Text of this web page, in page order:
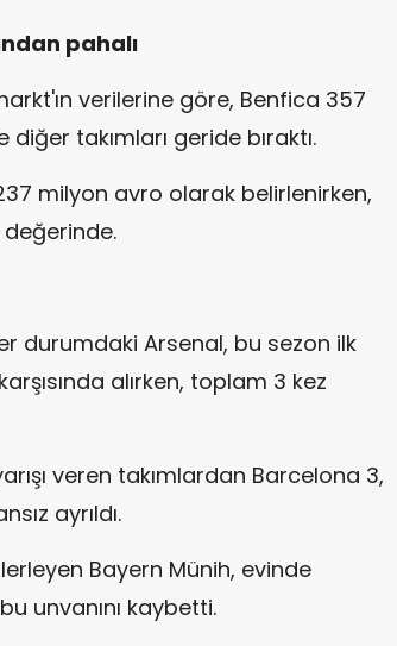
pahalı
verilerine göre, Benfica 357
takımları geride bıraktı.
milyon avro olarak belirlenirken,
durumdaki Arsenal, bu sezon ilk
alırken, toplam 3 kez
veren takımlardan Barcelona 3,
ayrıldı.
Bayern Münih, evinde
unvanını kaybetti.